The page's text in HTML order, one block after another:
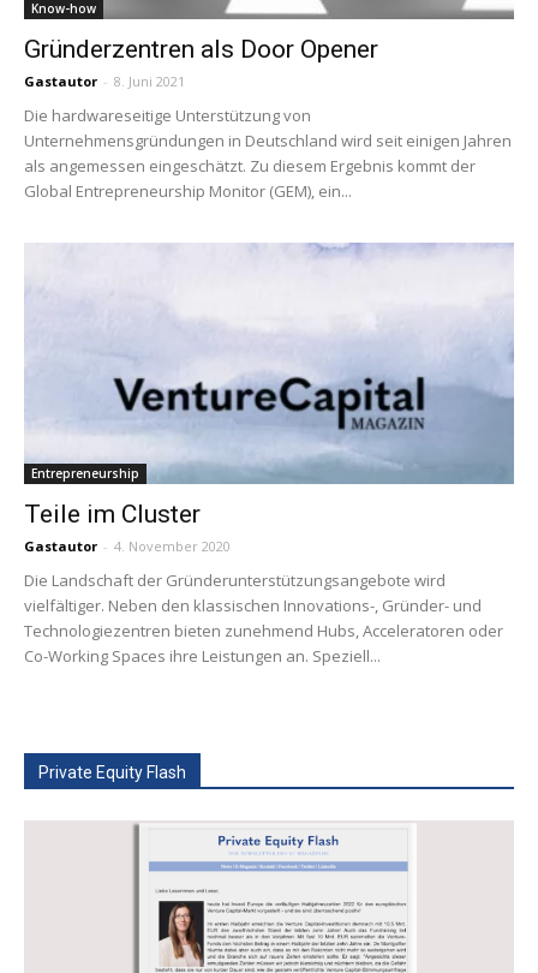
Know-how
Gründerzentren als Door Opener
Gastautor - 8. Juni 2021
Die hardwareseitige Unterstützung von
Unternehmensgründungen in Deutschland wird seit einigen Jahren
als angemessen eingeschätzt. Zu diesem Ergebnis kommt der
Global Entrepreneurship Monitor (GEM), ein...
Entrepreneurship
Teile im Cluster
Gastautor - 4. November 2020
Die Landschaft der Gründerunterstützungsangebote wird
vielfältiger. Neben den klassischen Innovations-, Gründer- und
Technologiezentren bieten zunehmend Hubs, Acceleratoren oder
Co-Working Spaces ihre Leistungen an. Speziell...
Private Equity Flash